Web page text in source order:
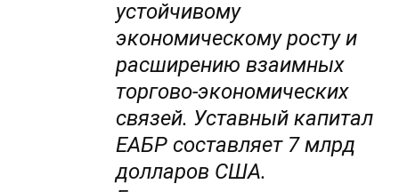
устойчивому
экономическому росту и
расширению взаимных
торгово-экономических
связей. Уставный капитал
ЕАБР составляет 7 млрд
долларов США.